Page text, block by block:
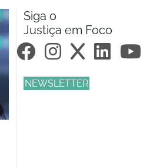
Siga o
Justiça em Foco
NEWSLETTER